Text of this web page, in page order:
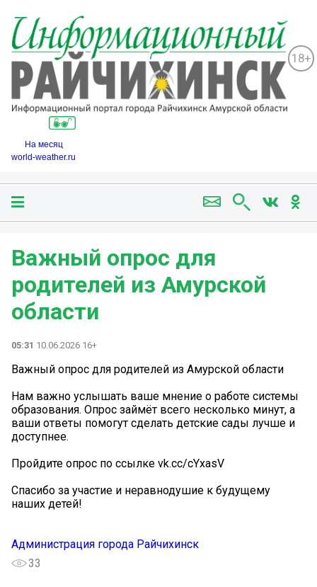
18+
На месяц
world-weather.ru
Важный опрос для
родителей из Амурской
области
05:31 10.06.2026 16+
Важный опрос для родителей из Амурской области
Нам важно услышать ваше мнение о работе системы
образования. Опрос займёт всего несколько минут, а
ваши ответы помогут сделать детские сады лучше и
доступнее.
Пройдите опрос по ссылке vk.cc/cYxasV
Спасибо за участие и неравнодушие к будущему
наших детей!
Администрация города Райчихинск
33